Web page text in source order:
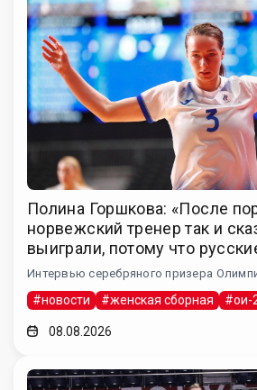
Полина Горшкова: «После
норвежский тренер так и
выиграли, потому что
Интервью серебряного призера
#новости #женская сборная #ои-
08.08.2026